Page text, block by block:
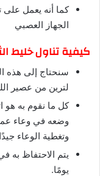
كما أنه يعمل على
الجهاز العصبي
كيفية تناول خليط
سنحتاج إلى هذه
لترين من عصير
كل ما نقوم به هو
وضعه في وعاء
وتغطية الوعاء
يتم الاحتفاظ به
يومًا.